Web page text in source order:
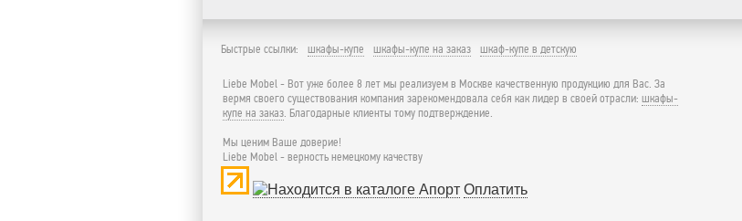
Быстрые ссылки: шкафы-купе шкафы-купе на заказ шкаф-купе в детскую
Liebe Mobel - Вот уже более 8 лет мы реализуем в Москве качественную продукцию для Вас. За
вермя своего существования компания зарекомендовала себя как лидер в своей отрасли: шкафы-
купе на заказ. Благодарные клиенты тому подтверждение.
Мы ценим Ваше доверие!
Liebe Mobel - верность немецкому качеству
Оплатить